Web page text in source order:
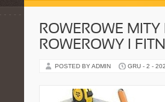
ROWEROWE
ROWEROWY I
POSTED BY ADMIN GRU - 2 -